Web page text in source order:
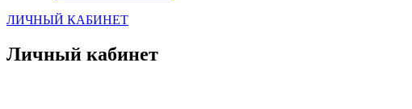
ЛИЧНЫЙ КАБИНЕТ
Личный кабинет